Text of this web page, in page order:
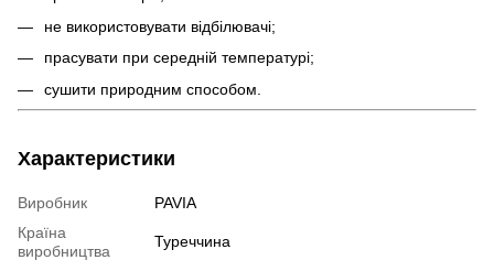
не використовувати відбілювачі;
прасувати при середній температурі;
сушити природним способом.
Характеристики
Виробник
PAVIA
Країна
виробництва
Туреччина